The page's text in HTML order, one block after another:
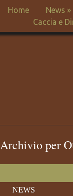
Home News »
Caccia e
Archivio per
NEWS